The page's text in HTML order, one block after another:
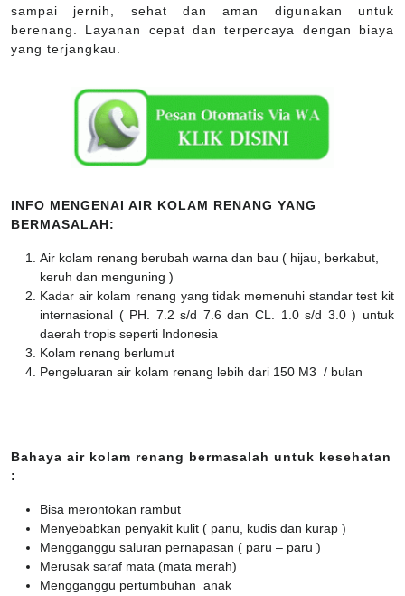
sampai jernih, sehat dan aman digunakan untuk
berenang. Layanan cepat dan terpercaya dengan biaya
yang terjangkau.
INFO MENGENAI AIR KOLAM RENANG YANG
BERMASALAH:
Air kolam renang berubah warna dan bau ( hijau, berkabut,
keruh dan menguning )
Kadar air kolam renang yang tidak memenuhi standar test kit
internasional ( PH. 7.2 s/d 7.6 dan CL. 1.0 s/d 3.0 ) untuk
daerah tropis seperti Indonesia
Kolam renang berlumut
Pengeluaran air kolam renang lebih dari 150 M3 / bulan
Bahaya air kolam renang bermasalah untuk kesehatan
:
Bisa merontokan rambut
Menyebabkan penyakit kulit ( panu, kudis dan kurap )
Mengganggu saluran pernapasan ( paru – paru )
Merusak saraf mata (mata merah)
Mengganggu pertumbuhan anak